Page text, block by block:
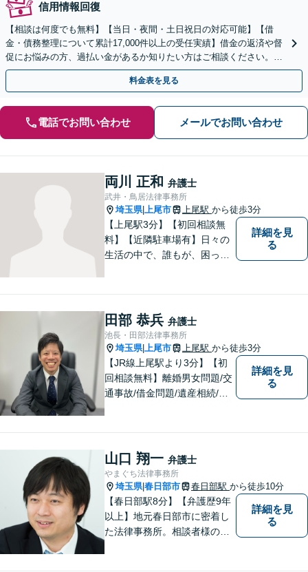
信用情報回復
【相談は何度でも無料】【当日・夜間・土日祝日の対応可能】【借
金・債務整理について累計17,000件以上の受任実績】借金の返済や督
促にお悩みの方、過払い金があるか知りたい方はご相談ください。ベ
ストな解決策を提案いたします。
料金表を見る
電話でお問い合わせ メールでお問い合わせ
両川 正和 弁護士
武井・鳥居法律事務所
埼玉県| 上尾市 上尾駅 から徒歩3分
【上尾駅3分】【初回相談無
料】【近隣駐車場有】日々の
生活の中で、誰もが、困っ
なってしまうことがあると思
います。そんな時は、お気軽
に私にご相談ください。
詳細を見
る
田部 恭兵 弁護士
池長・田部法律事務所
埼玉県| 上尾市 上尾駅 から徒歩3分
【JR線上尾駅より3分】【初
回相談無料】離婚男女問題/交
通事故/借金問題/遺産相続/債
に無料相談を時間を区切らず
に設けております。ぜひ、お
気軽にご相談ください。
詳細を見
る
山口 翔一 弁護士
やまぐち法律事務所
埼玉県|春日部市 春日部駅 から徒歩10分
【春日部駅8分】【弁護歴9年
以上】地元春日部市に密着し
た法律事務所。相談者様のお
詳細を見
る